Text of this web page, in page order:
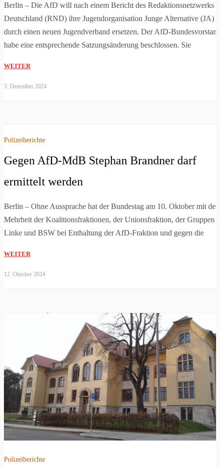
Berlin – Die AfD will nach einem Bericht des Redaktionsnetzwerks
Deutschland (RND) ihre Jugendorganisation Junge Alternative (JA)
durch einen neuen Jugendverband ersetzen. Der AfD-
habe eine entsprechende Satzungsänderung beschlossen. Sie
WEITER
3. Dezember 2024
Polizeiberichte
Gegen AfD-MdB Stephan Brandner darf
ermittelt werden
Berlin – Ohne Aussprache hat der Bundestag am 10. Oktober mit der
Mehrheit der Koalitionsfraktionen, der Unionsfraktion, der Gruppen
Linke und BSW bei Enthaltung der AfD-Fraktion und gegen die
WEITER
12. Oktober 2024
Polizeiberichte